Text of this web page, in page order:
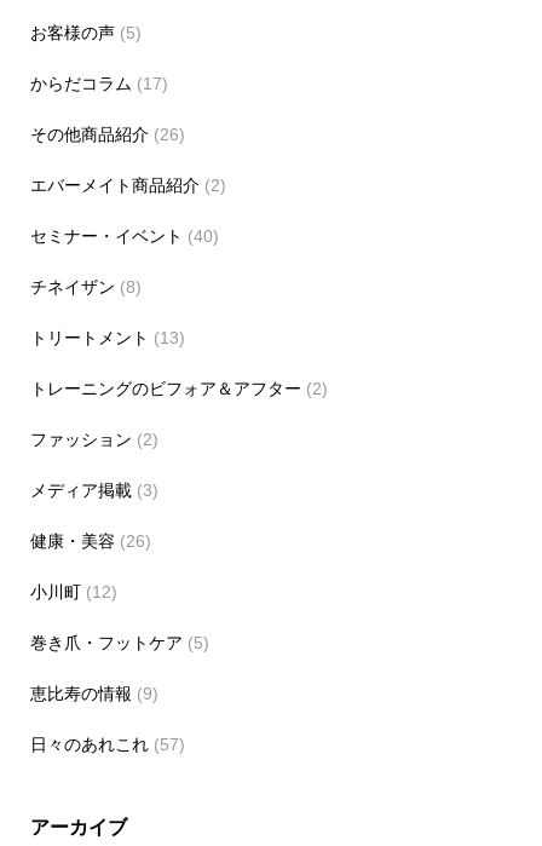
お客様の声(5)
からだコラム (17)
その他商品紹介(26)
エバーメイト商品紹介(2)
セミナー・イベント (40)
チネイザン (8)
トリートメント (13)
トレーニングのビフォア＆アフター (2)
ファッション (2)
メディア掲載(3)
健康・美容 (26)
小川町(12)
巻き爪・フットケア (5)
恵比寿の情報 (9)
日々のあれこれ(57)
アーカイブ